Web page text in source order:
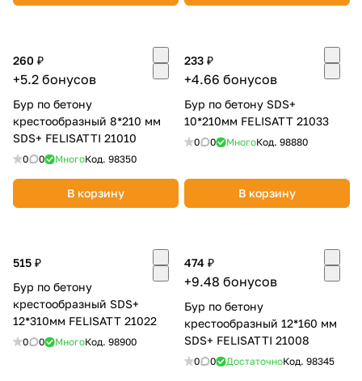
260 ₽
+5.2 бонусов
Бур по бетону
крестообразный 8*210 мм
SDS+ FELISATTI 21010
0 0 МногоКод. 98350
В корзину
233 ₽
+4.66 бонусов
Бур по бетону SDS+
10*210мм FELISATT 21033
0 0 МногоКод. 98880
В корзину
515 ₽
Бур по бетону
крестообразный SDS+
12*310мм FELISATT 21022
0 0 МногоКод. 98900
474 ₽
+9.48 бонусов
Бур по бетону
крестообразный 12*160 мм
SDS+ FELISATTI 21008
0 0 ДостаточноКод. 98345